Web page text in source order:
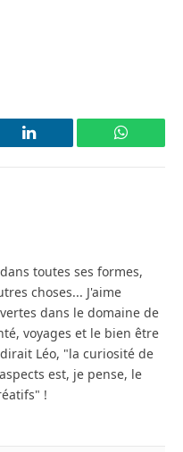
LinkedIn
toutes ses formes,
choses... J'aime
dans le domaine de
voyages et le bien être
Léo, "la curiosité de
est, je pense, le
!